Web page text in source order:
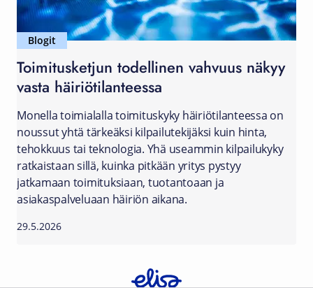
Blogit
Toimitusketjun todellinen vahvuus näkyy
vasta häiriötilanteessa
Monella toimialalla toimituskyky häiriötilanteessa on
noussut yhtä tärkeäksi kilpailutekijäksi kuin hinta,
tehokkuus tai teknologia. Yhä useammin kilpailukyky
ratkaistaan sillä, kuinka pitkään yritys pystyy
jatkamaan toimituksiaan, tuotantoaan ja
asiakaspalveluaan häiriön aikana.
29.5.2026